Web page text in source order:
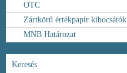
OTC
Zártkörű értékpapír kibocsátók
MNB Határozat
Keresés